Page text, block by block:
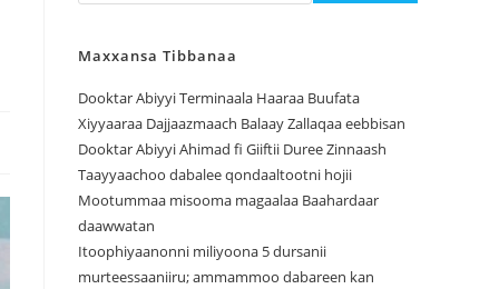
Maxxansa Tibbanaa
Dooktar Abiyyi Terminaala Haaraa Buufata
Xiyyaaraa Dajjaazmaach Balaay Zallaqaa eebbisan
Dooktar Abiyyi Ahimad fi Giiftii Duree Zinnaash
Taayyaachoo dabalee qondaaltootni hojii
Mootummaa misooma magaalaa Baahardaar
daawwatan
Itoophiyaanonni miliyoona 5 dursanii
murteessaaniiru; ammammoo dabareen kan